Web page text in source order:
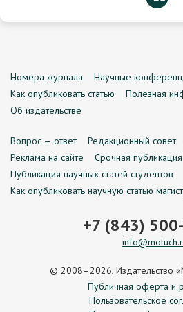
Номера журнала Научные
Как опубликовать статью
Полезная
Об издательстве
Вопрос — ответ Редакционный совет
Реклама на сайте
Срочная
Публикация научных статей студентов
Как опубликовать научную статью
+7 (843)
© 2008–2026, Издательство
Публичная оферта и
Пользовательское